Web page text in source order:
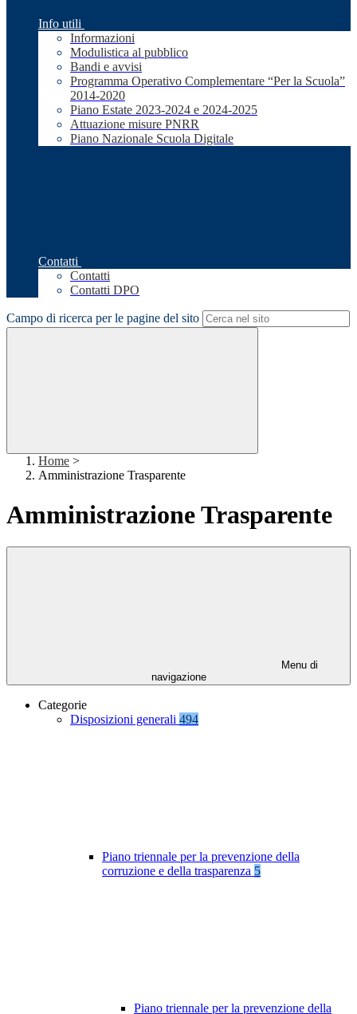
Info utili
Informazioni
Modulistica al pubblico
Bandi e avvisi
Programma Operativo Complementare “Per la Scuola”
2014-2020
Piano Estate 2023-2024 e 2024-2025
Attuazione misure PNRR
Piano Nazionale Scuola Digitale
Contatti
Contatti
Contatti DPO
Campo di ricerca per le pagine del sito
Home >
Amministrazione Trasparente
Amministrazione Trasparente
Menu di
navigazione
Categorie
Disposizioni generali 494
Piano triennale per la prevenzione della
corruzione e della trasparenza 5
Piano triennale per la prevenzione della